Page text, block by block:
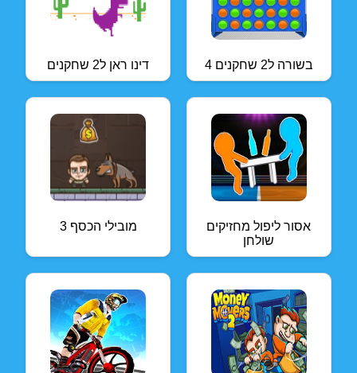
דינו ראן ל2 שחקנים 4 בשורה ל2 שחקנים
מובילי הכסף 3
אסור ליפול מחזיקים
שולחן